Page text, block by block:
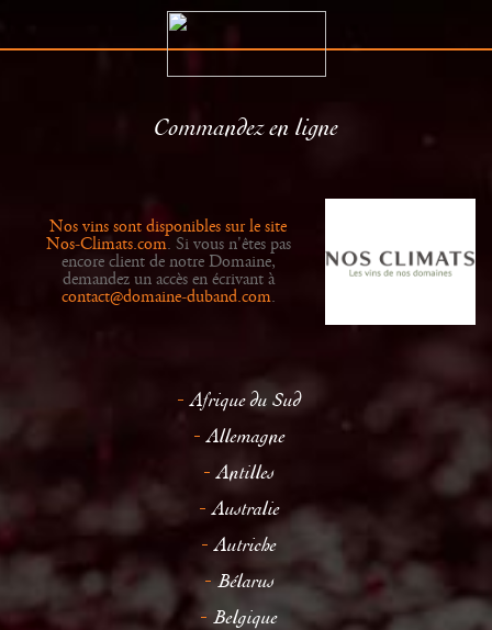
Vins
Actualités
Commandez en ligne
Nos vins sont disponibles sur le site
Nos-Climats.com. Si vous n'êtes pas
encore client de notre Domaine,
demandez un accès en écrivant à
contact@domaine-duband.com.
Afrique du Sud
Allemagne
Antilles
Australie
Autriche
Bélarus
Belgique